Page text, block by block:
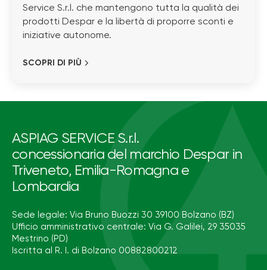
Service S.r.l. che mantengono tutta la qualità dei
prodotti Despar e la libertà di proporre sconti e
iniziative autonome.
SCOPRI DI PIÙ
ASPIAG SERVICE S.r.l.
concessionaria del marchio Despar in
Triveneto, Emilia-Romagna e
Lombardia
Sede legale: Via Bruno Buozzi 30 39100 Bolzano (BZ)
Ufficio amministrativo centrale: Via G. Galilei, 29 35035
Mestrino (PD)
Iscritta al R. I. di Bolzano 00882800212